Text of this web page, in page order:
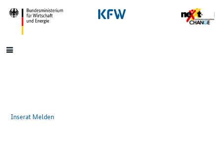
SrOnlyNavigation
Hauptmenü
Inserat Melden